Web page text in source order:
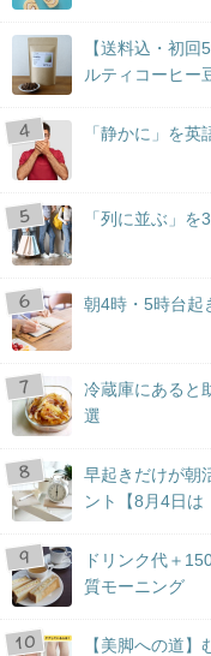
【送料込・初
ルティコーヒー
「静かに」を英
「列に並ぶ」
朝4時・5時台起
冷蔵庫にあると
選
早起きだけが朝
ント【8月4日は
ドリンク代＋
質モーニング
【美脚への道